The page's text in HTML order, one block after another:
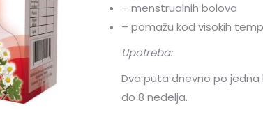
– menstrualnih bolova
– pomažu kod visokih
Upotreba:
Dva puta dnevno po
do 8 nedelja.